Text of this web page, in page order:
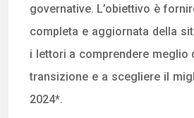
governative. L’obiettivo è
completa e aggiornata della
i lettori a comprendere meglio
transizione e a scegliere il
2024*.